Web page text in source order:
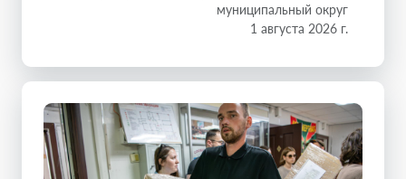
муниципальный округ
1 августа 2026 г.